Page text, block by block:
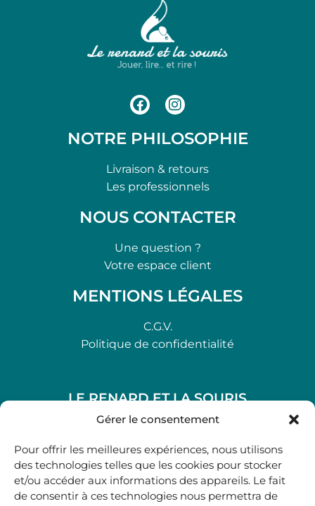
Gérer le consentement
Pour offrir les meilleures expériences, nous utilisons
des technologies telles que les cookies pour stocker
et/ou accéder aux informations des appareils. Le fait
de consentir à ces technologies nous permettra de
NOTRE PHILOSOPHIE
Livraison & retours
Les professionnels
NOUS CONTACTER
Une question ?
Votre espace client
MENTIONS LÉGALES
C.G.V.
Politique de confidentialité
LE RENARD ET LA SOURIS
48, rue Maubec 33210 LANGON
05 40 41 37 18
.